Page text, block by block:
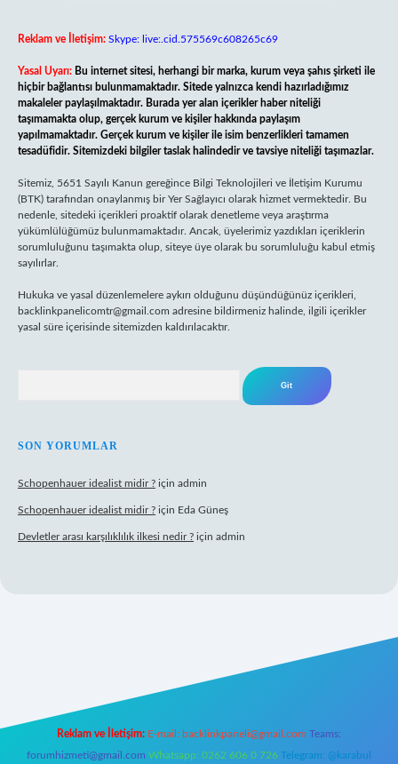
Reklam ve İletişim: Skype: live:.cid.575569c608265c69
Yasal Uyarı: Bu internet sitesi, herhangi bir marka, kurum veya şahıs şirketi ile
hiçbir bağlantısı bulunmamaktadır. Sitede yalnızca kendi hazırladığımız
makaleler paylaşılmaktadır. Burada yer alan içerikler haber niteliği
taşımamakta olup, gerçek kurum ve kişiler hakkında paylaşım
yapılmamaktadır. Gerçek kurum ve kişiler ile isim benzerlikleri tamamen
tesadüfidir. Sitemizdeki bilgiler taslak halindedir ve tavsiye niteliği taşımazlar.
Sitemiz, 5651 Sayılı Kanun gereğince Bilgi Teknolojileri ve İletişim Kurumu
(BTK) tarafından onaylanmış bir Yer Sağlayıcı olarak hizmet vermektedir. Bu
nedenle, sitedeki içerikleri proaktif olarak denetleme veya araştırma
yükümlülüğümüz bulunmamaktadır. Ancak, üyelerimiz yazdıkları içeriklerin
sorumluluğunu taşımakta olup, siteye üye olarak bu sorumluluğu kabul etmiş
sayılırlar.
Hukuka ve yasal düzenlemelere aykırı olduğunu düşündüğünüz içerikleri,
backlinkpanelicomtr@gmail.com adresine bildirmeniz halinde, ilgili içerikler
yasal süre içerisinde sitemizden kaldırılacaktır.
SON YORUMLAR
Schopenhauer idealist midir ? için admin
Schopenhauer idealist midir ? için Eda Güneş
Devletler arası karşılıklılık ilkesi nedir ? için admin
Reklam ve İletişim: E-mail: backlinkpaneli@gmail.com Teams:
forumhizmeti@gmail.com Whatsapp: 0262 606 0 726 Telegram: @karabul